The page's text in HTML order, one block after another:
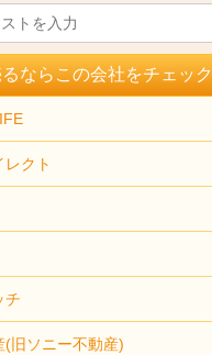
ならこの会社をチェック
レクト
チ
(旧ソニー不動産)